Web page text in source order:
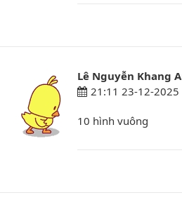
Lê Nguyễn Khang
21:11 23-12-2025
10 hình vuông